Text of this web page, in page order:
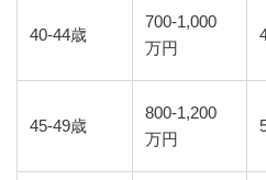
40-44歳
700-1,000
万円
45-49歳
800-1,200
万円